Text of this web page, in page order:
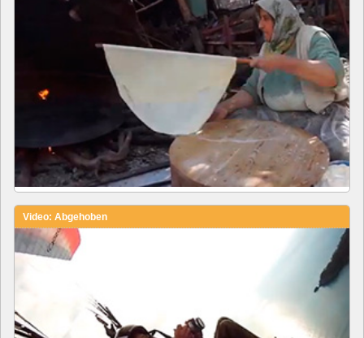
Video: Abgehoben